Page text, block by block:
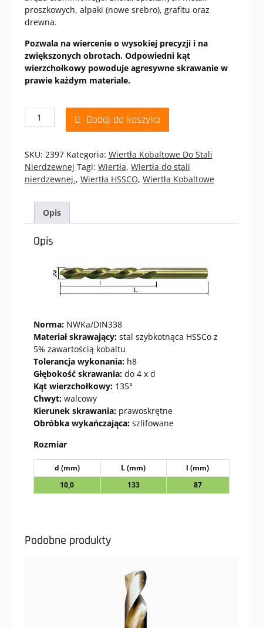
proszkowych, alpaki (nowe srebro), grafitu oraz
drewna.
Pozwala na wiercenie o wysokiej precyzji i na
zwiększonych obrotach. Odpowiedni kąt
wierzchołkowy powoduje agresywne skrawanie w
prawie każdym materiale.
ilość
WIERTŁO
10,0
DIN
338
HSSCo
Dodaj do koszyka
SKU: 2397 Kategoria: Wiertła Kobaltowe Do Stali
Nierdzewnej Tagi: Wiertła, Wiertła do stali
nierdzewnej., Wiertła HSSCO, Wiertła Kobaltowe
Opis
Opis
Norma:NWKa/DIN338
Materiał skrawający:stal szybkotnąca HSSCo z
5% zawartością kobaltu
Tolerancja wykonania:h8
Głębokość skrawania:do 4 x d
Kąt wierzchołkowy:135°
Chwyt:walcowy
Kierunek skrawania:prawoskrętne
Obróbka wykańczająca:szlifowane
Rozmiar
d (mm) L (mm)
l (mm)
10,0
133 87
Podobne produkty